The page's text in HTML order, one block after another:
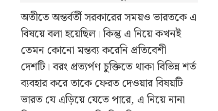
অতীতে অন্তর্বর্তী সরকারের সময়ও ভারতকে এ
বিষয়ে বলা হয়েছিল। কিন্তু এ নিয়ে কখনই
তেমন কোনো মন্তব্য করেনি প্রতিবেশী
দেশটি। বরং প্রত্যর্পণ চুক্তিতে থাকা বিভিন্ন শর্ত
ব্যবহার করে তাকে ফেরত দেওয়ার বিষয়টি
ভারত যে এড়িয়ে যেতে পারে, এ নিয়ে নানা